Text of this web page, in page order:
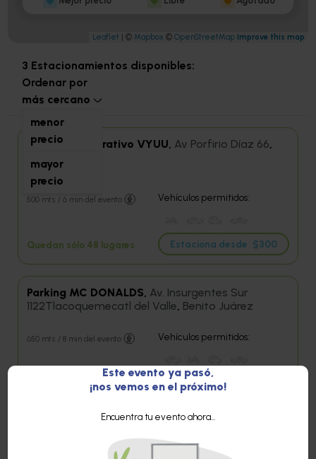
Leaflet | © Mapbox © OpenStreetMap Improve this map
3 Estacionamientos disponibles:
Ordenar por
más cercano
menor
precio
mayor
precio
Parking Corporativo VYUU, Av Porfirio Díaz 66
Entrega de llaves
500 mts / 6 min del evento
Quedan sólo 48 lugares
Vehículos permitidos:
Estaciona desde $300
Parking MC DONALDS, Av. Insurgentes Sur
1122Tlacoquemecatl del Valle, Benito Juárez
650 mts / 8 min del evento
Quedan sólo 8 lugares
Vehículos permitidos:
Estaciona desde
Este evento ya pasó,
¡nos vemos en el próximo!
Encuentra tu evento ahora...